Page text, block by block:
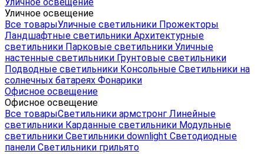
Уличное освещение
Все товарыУличные светильники Прожекторы
Ландшафтные светильники Архитектурные
светильники Парковые светильники Уличные
настенные светильники Грунтовые светильники
Подводные светильники Консольные Светильники на
солнечных батареях Фонарики
Офисное освещение
Офисное освещение
Все товарыСветильники армстронг Линейные
светильники Карданные светильники Модульные
светильники Светильники downlight Светодиодные
панели Светильники грильято